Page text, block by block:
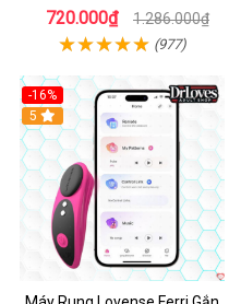
720.000₫ 1.286.000₫
(977)
-16%
Hot
5